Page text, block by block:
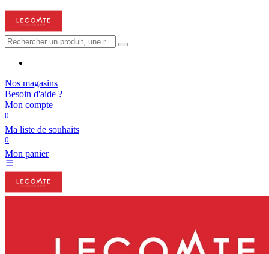
Nos magasins
Besoin d'aide ?
Mon compte
0
Ma liste de souhaits
0
Mon panier